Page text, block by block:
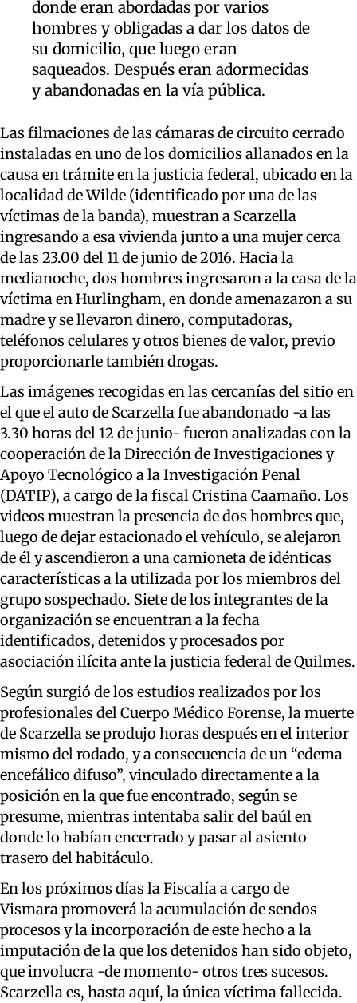
donde eran abordadas por varios
hombres y obligadas a dar los datos de
su domicilio, que luego eran
saqueados. Después eran adormecidas
y abandonadas en la vía pública.
Las filmaciones de las cámaras de circuito cerrado
instaladas en uno de los domicilios allanados en la
causa en trámite en la justicia federal, ubicado en la
localidad de Wilde (identificado por una de las
víctimas de la banda), muestran a Scarzella
ingresando a esa vivienda junto a una mujer cerca
de las 23.00 del 11 de junio de 2016. Hacia la
medianoche, dos hombres ingresaron a la casa de la
víctima en Hurlingham, en donde amenazaron a su
madre y se llevaron dinero, computadoras,
teléfonos celulares y otros bienes de valor, previo
proporcionarle también drogas.
Las imágenes recogidas en las cercanías del sitio en
el que el auto de Scarzella fue abandonado -a las
3.30 horas del 12 de junio- fueron analizadas con la
cooperación de la Dirección de Investigaciones y
Apoyo Tecnológico a la Investigación Penal
(DATIP), a cargo de la fiscal Cristina Caamaño. Los
videos muestran la presencia de dos hombres que,
luego de dejar estacionado el vehículo, se alejaron
de él y ascendieron a una camioneta de idénticas
características a la utilizada por los miembros del
grupo sospechado. Siete de los integrantes de la
organización se encuentran a la fecha
identificados, detenidos y procesados por
asociación ilícita ante la justicia federal de Quilmes.
Según surgió de los estudios realizados por los
profesionales del Cuerpo Médico Forense, la muerte
de Scarzella se produjo horas después en el interior
mismo del rodado, y a consecuencia de un “edema
encefálico difuso”, vinculado directamente a la
posición en la que fue encontrado, según se
presume, mientras intentaba salir del baúl en
donde lo habían encerrado y pasar al asiento
trasero del habitáculo.
En los próximos días la Fiscalía a cargo de
Vismara promoverá la acumulación de sendos
procesos y la incorporación de este hecho a la
imputación de la que los detenidos han sido objeto,
que involucra -de momento- otros tres sucesos.
Scarzella es, hasta aquí, la única víctima fallecida.